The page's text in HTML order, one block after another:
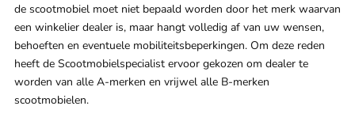
de scootmobiel moet niet bepaald worden door het merk waarvan
een winkelier dealer is, maar hangt volledig af van uw wensen,
behoeften en eventuele mobiliteitsbeperkingen. Om deze reden
heeft de Scootmobielspecialist ervoor gekozen om dealer te
worden van alle A-merken en vrijwel alle B-merken
scootmobielen.